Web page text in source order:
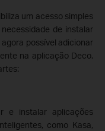
um acesso simples
de instalar
possível adicionar
na aplicação Deco.
e instalar aplicações
como Kasa,